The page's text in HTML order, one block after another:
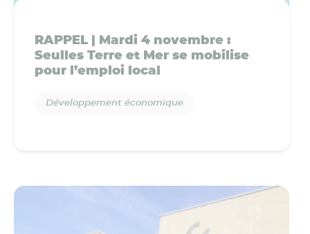
RAPPEL | Mardi 4 novembre :
Seulles Terre et Mer se mobilise
pour l’emploi local
Développement économique